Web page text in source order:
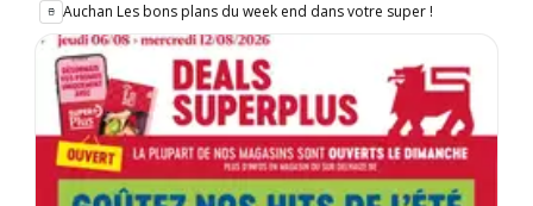
Auchan Les bons plans du week end dans votre super !